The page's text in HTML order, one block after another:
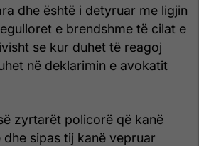
dhe është i detyruar me ligjin
e brendshme të cilat e
se kur duhet të reagoj
në deklarimin e avokatit
zyrtarët policorë që kanë
sipas tij kanë vepruar